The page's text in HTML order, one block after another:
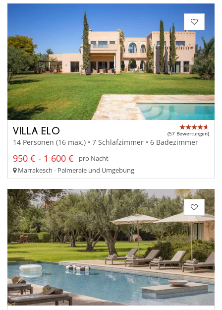
VILLA ELO (57 Bewertungen)
14 Personen (16 max.) • 7 Schlafzimmer • 6 Badezimmer
950 € - 1 600 €
pro Nacht
Marrakesch - Palmeraie und Umgebung